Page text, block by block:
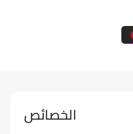
الخصائص